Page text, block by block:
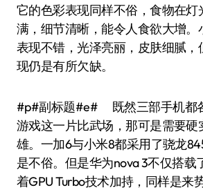
它的色彩表现同样不俗，食物在灯
满，细节清晰，能令人食欲大增。
表现不错，光泽亮丽，皮肤细腻，
现仍是有所欠缺。
#p#副标题#e# 既然三部手机都
游戏这一片比武场，那可是需要硬
雄。一加6与小米8都采用了骁龙
是不俗。但是华为nova 3不仅搭载
着GPU Turbo技术加持，同样是来